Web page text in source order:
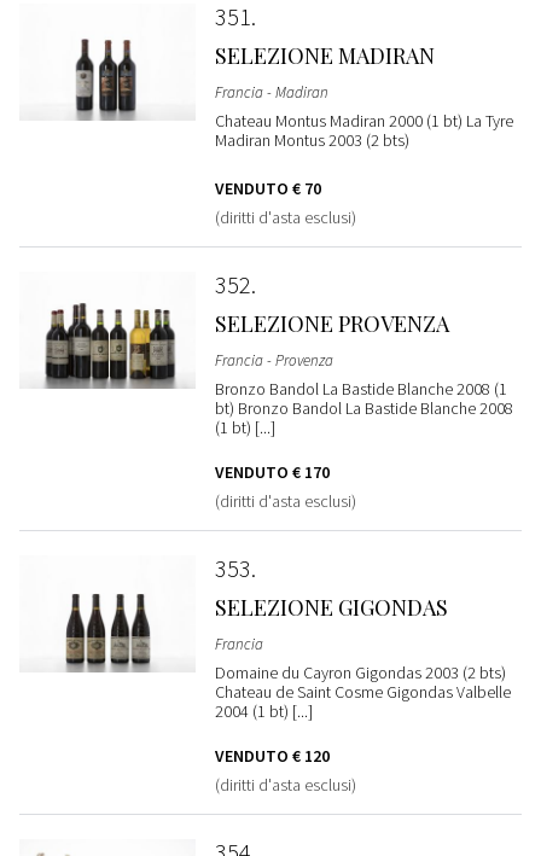
351
SELEZIONE MADIRAN
Francia - Madiran
Chateau Montus Madiran 2000 (1 bt) La Tyre
Madiran Montus 2003 (2 bts)
VENDUTO € 70
(diritti d'asta esclusi)
352
SELEZIONE PROVENZA
Francia - Provenza
Bronzo Bandol La Bastide Blanche 2008 (1
bt) Bronzo Bandol La Bastide Blanche 2008
(1 bt) [...]
VENDUTO € 170
(diritti d'asta esclusi)
353
SELEZIONE GIGONDAS
Francia
Domaine du Cayron Gigondas 2003 (2 bts)
Chateau de Saint Cosme Gigondas Valbelle
2004 (1 bt) [...]
VENDUTO € 120
(diritti d'asta esclusi)